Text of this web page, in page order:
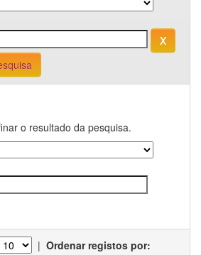
o resultado da pesquisa.
| Ordenar registos por: